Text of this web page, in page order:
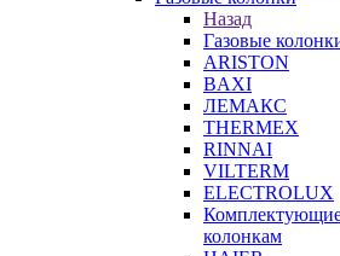
Назад
Газовые
ARISTON
BAXI
ЛЕМАКС
THERMEX
RINNAI
VILTERM
ELECTROLUX
Комплектующие
колонкам